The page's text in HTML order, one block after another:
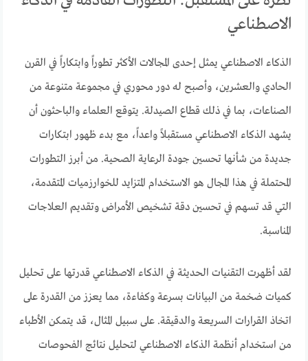
الاصطناعي
الذكاء الاصطناعي يمثل إحدى المجالات الأكثر تطوراً وابتكاراً في القرن
الحادي والعشرين، وأصبح له دور محوري في مجموعة متنوعة من
الصناعات، بما في ذلك قطاع الصيدلة. يتوقع العلماء والباحثون أن
يشهد الذكاء الاصطناعي مستقبلاً واعداً، مع بدء ظهور ابتكارات
جديدة من شأنها تحسين جودة الرعاية الصحية. من أبرز التطورات
المحتملة في هذا المجال هو الاستخدام المتزايد للخوارزميات المتقدمة،
التي قد تسهم في تحسين دقة تشخيص الأمراض وتقديم العلاجات
المناسبة.
لقد أظهرت التقنيات الحديثة في الذكاء الاصطناعي قدرتها على تحليل
كميات ضخمة من البيانات بسرعة وكفاءة، مما يعزز من القدرة على
اتخاذ القرارات السريعة والدقيقة. على سبيل المثال، قد يتمكن الأطباء
من استخدام أنظمة الذكاء الاصطناعي لتحليل نتائج الفحوصات